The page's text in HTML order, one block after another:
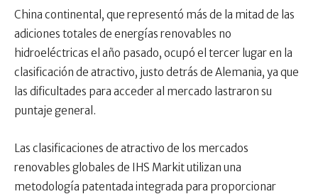
China continental, que representó más de la mitad de las
adiciones totales de energías renovables no
hidroeléctricas el año pasado, ocupó el tercer lugar en la
clasificación de atractivo, justo detrás de Alemania, ya que
las dificultades para acceder al mercado lastraron su
puntaje general.
Las clasificaciones de atractivo de los mercados
renovables globales de IHS Markit utilizan una
metodología patentada integrada para proporcionar